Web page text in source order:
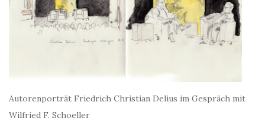
Autorenporträt Friedrich Christian Delius im Gespräch mit
Wilfried F. Schoeller